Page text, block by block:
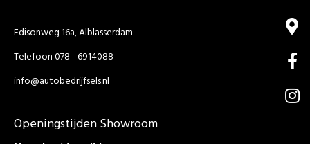
Edisonweg 16a, Alblasserdam
Telefoon 078 - 6914088
info@autobedrijfsels.nl
Openingstijden Showroom